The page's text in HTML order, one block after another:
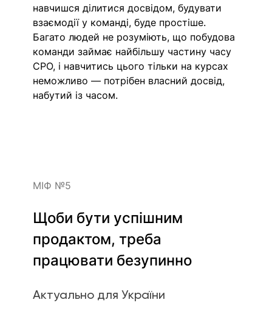
навчишся ділитися досвідом, будувати
взаємодії у команді, буде простіше.
Багато людей не розуміють, що побудова
команди займає найбільшу частину часу
CPO, і навчитись цього тільки на курсах
неможливо — потрібен власний досвід,
набутий із часом.
МІФ №5
Щоби бути успішним
продактом, треба
працювати безупинно
Актуально для України